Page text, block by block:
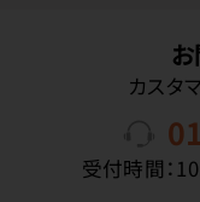
カスタ
受付時間：